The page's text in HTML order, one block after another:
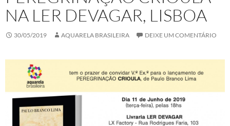
NA LER DEVAGAR, LISBOA
30/05/2019 AQUARELA BRASILEIRA DEIXE UM COMENTÁRIO